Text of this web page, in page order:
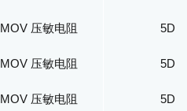
MOV 压敏电阻 5D
MOV 压敏电阻 5D
MOV 压敏电阻 5D